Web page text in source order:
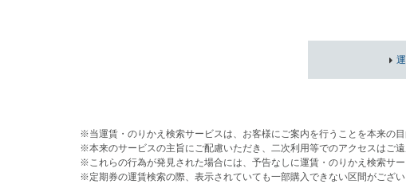
当運賃・のりかえ検索サービスは、お客様にご案内を行うことを本来の
本来のサービスの主旨にご配慮いただき、二次利用等でのアクセスはご
これらの行為が発見された場合には、予告なしに運賃・のりかえ検索サ
定期券の運賃検索の際、表示されていても一部購入できない区間がござ